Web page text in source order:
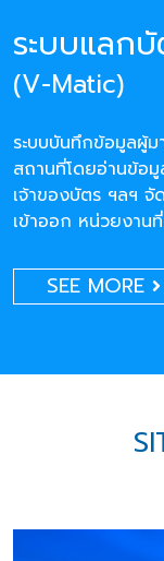
ระบบแลก
(V-Matic)
ระบบบันทึกข้อมูลผู้
สถานที่โดยอ่านข้อ
เจ้าของบัตร ฯลฯ จั
เข้าออก หน่วยงาน
SEE MORE